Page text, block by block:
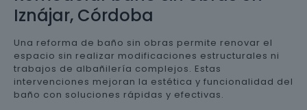
Iznájar, Córdoba
Una reforma de baño sin obras permite renovar el
espacio sin realizar modificaciones estructurales ni
trabajos de albañilería complejos. Estas
intervenciones mejoran la estética y funcionalidad del
baño con soluciones rápidas y efectivas.